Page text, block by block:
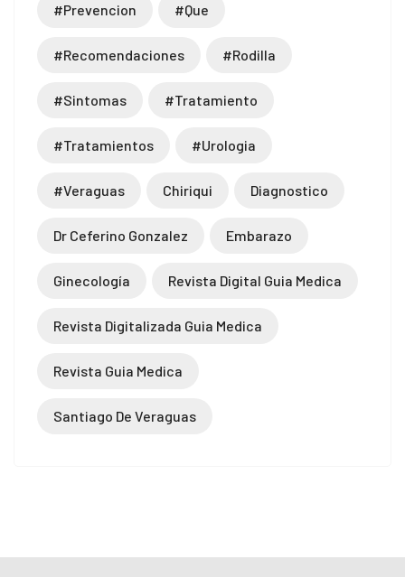
#prevencion #que
#recomendaciones #rodilla
#sintomas #tratamiento
#tratamientos #urologia
#veraguas Chiriqui Diagnostico
Dr Ceferino Gonzalez Embarazo
Ginecología Revista Digital Guia Medica
Revista Digitalizada Guia Medica
Revista Guia Medica
Santiago De Veraguas